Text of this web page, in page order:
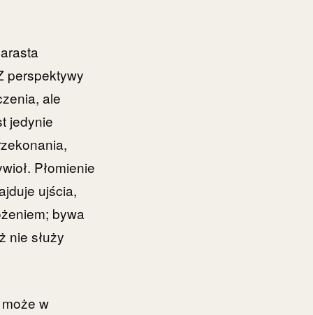
perspektywy
ale
jedynie
Płomienie
ujścia,
bywa
nie służy
w